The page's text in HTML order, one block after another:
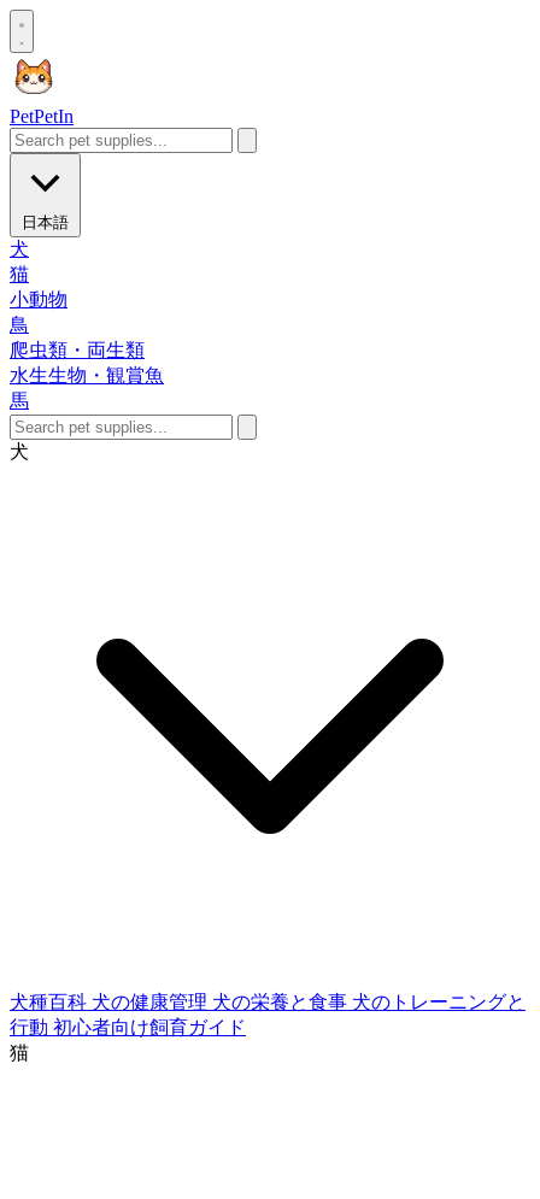
PetPetIn
日本語
犬
猫
小動物
鳥
爬虫類・両生類
水生生物・観賞魚
馬
犬
犬種百科 犬の健康管理 犬の栄養と食事 犬のトレーニングと
行動 初心者向け飼育ガイド
猫